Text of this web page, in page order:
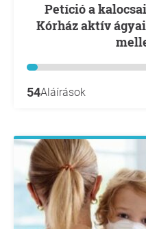
Petíció a kalocsai Szent Kereszt
Kórház aktív
54Aláírások